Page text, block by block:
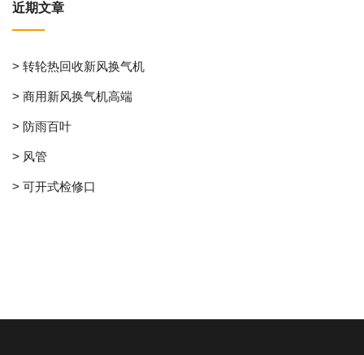
近期文章
> 转轮热回收新风换气机
> 商用新风换气机高端
> 防雨百叶
> 风管
> 可开式检修口